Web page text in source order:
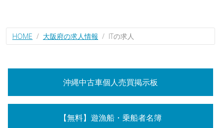
HOME 大阪府の求人情報 ITの求人
沖縄中古車個人売買掲示板
【無料】遊漁船・乗船者名簿